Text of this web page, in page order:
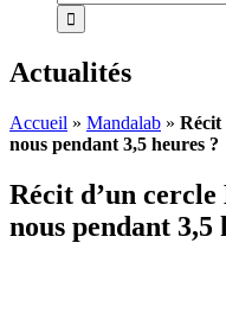
Actualités
Accueil » Mandalab » Récit
nous pendant 3,5 heures ?
Récit d’un
nous pendant 3,5